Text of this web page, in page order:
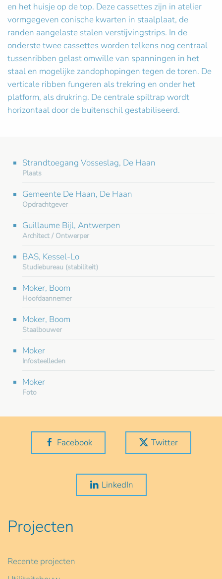
en het huisje op de top. Deze cassettes zijn in atelier
vormgegeven conische kwarten in staalplaat, de
randen aangelaste stalen verstijvingstrips. In de
onderste twee cassettes worden telkens nog centraal
tussenribben gelast omwille van spanningen in het
staal en mogelijke zandophopingen tegen de toren. De
verticale ribben fungeren als trekring en onder het
platform, als drukring. De centrale spiltrap wordt
horizontaal door de buitenschil gestabiliseerd.
Strandtoegang Vosseslag, De Haan
Plaats
Gemeente De Haan, De Haan
Opdrachtgever
Guillaume Bijl, Antwerpen
Architect / Ontwerper
BAS, Kessel-Lo
Studiebureau (stabiliteit)
Moker, Boom
Hoofdaannemer
Moker, Boom
Staalbouwer
Moker
Infosteelleden
Moker
Foto
Facebook Twitter
LinkedIn
Projecten
Recente projecten